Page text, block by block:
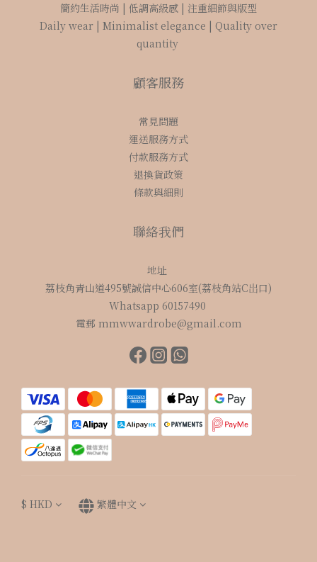
簡約生活時尚 | 低調高級感 | 注重細節與版型
Daily wear | Minimalist elegance | Quality over
quantity
顧客服務
常見問題
運送服務方式
付款服務方式
退換貨政策
條款與細則
聯絡我們
地址
荔枝角青山道495號誠信中心606室(荔枝角站C岀口)
Whatsapp 60157490
電郵 mmwwardrobe@gmail.com
$ HKD 繁體中文